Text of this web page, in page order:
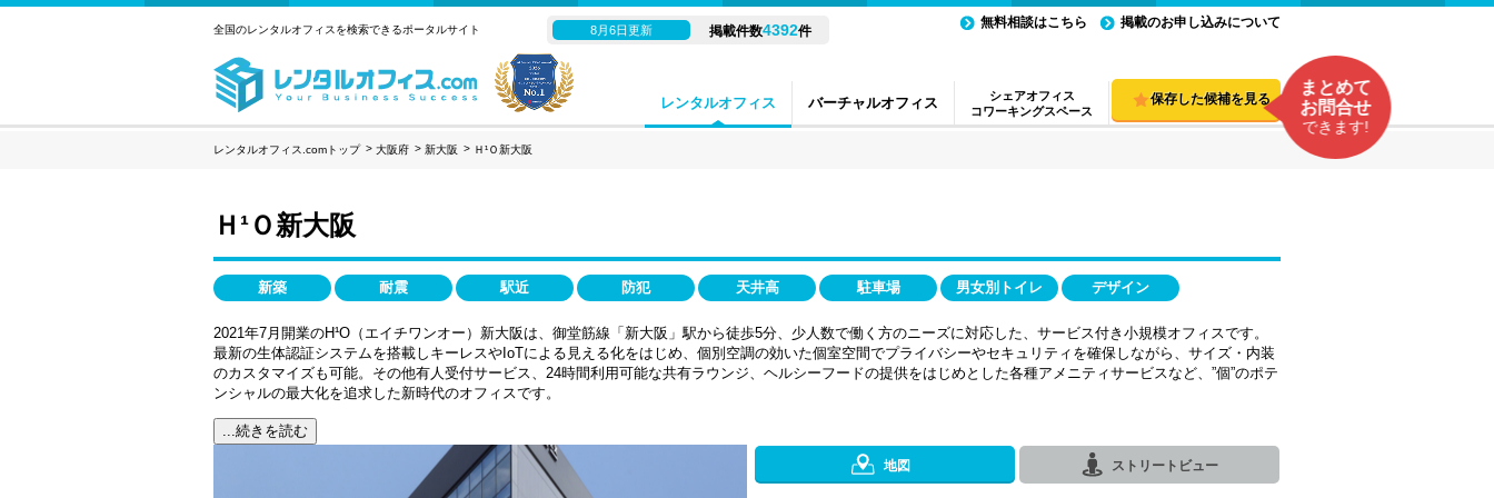
レンタルオフィス バーチャルオフィス
シェアオフィス
コワーキングスペース
全国のレンタルオフィスを検索できるポータルサイト 8月6日更新 掲載件数4392件
無料相談はこちら 掲載のお申し込みについて
保存した候補を見る
まとめて
お問合せ
できます!
レンタルオフィス.comトップ 大阪府 新大阪 Ｈ¹Ｏ新大阪
Ｈ¹Ｏ新大阪
新築 耐震 駅近 防犯 天井高 駐車場 男女別トイレ デザイン
2021年7月開業のH¹O（エイチワンオー）新大阪は、御堂筋線「新大阪」駅から徒歩5分、少人数で働く方のニーズに対応した、サービス付き小規模オフィスです。
最新の生体認証システムを搭載しキーレスやIoTによる見える化をはじめ、個別空調の効いた個室空間でプライバシーやセキュリティを確保しながら、サイズ・内装
のカスタマイズも可能。その他有人受付サービス、24時間利用可能な共有ラウンジ、ヘルシーフードの提供をはじめとした各種アメニティサービスなど、”個”のポテ
ンシャルの最大化を追求した新時代のオフィスです。
...続きを読む
地図 ストリートビュー